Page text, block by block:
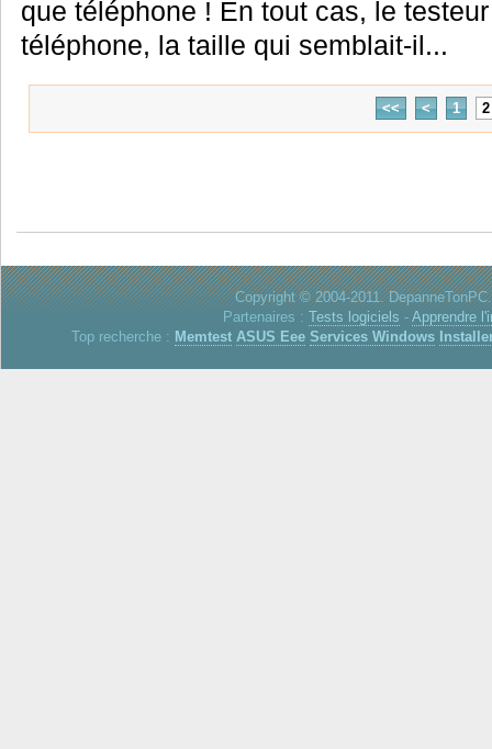
que téléphone ! En tout cas, le
téléphone, la taille qui semblait-il...
<< < 1 2
Copyright © 2004-2011.
Partenaires : Tests logiciels - Apprendre
Top recherche : Memtest ASUS Eee Services Windows